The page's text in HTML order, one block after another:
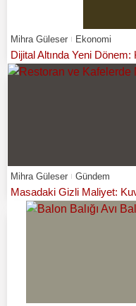
Mihra Güleser Ekonomi
Dijital Altında Yeni
Mihra Güleser Gündem
Masadaki Gizli Maliyet: